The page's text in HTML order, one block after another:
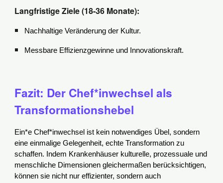
Langfristige Ziele (18-36 Monate):
Nachhaltige Veränderung der Kultur.
Messbare Effizienzgewinne und Innovationskraft.
Fazit: Der Chef*inwechsel als
Transformationshebel
Ein*e Chef*inwechsel ist kein notwendiges Übel, sondern
eine einmalige Gelegenheit, echte Transformation zu
schaffen. Indem Krankenhäuser kulturelle, prozessuale und
menschliche Dimensionen gleichermaßen berücksichtigen,
können sie nicht nur effizienter, sondern auch